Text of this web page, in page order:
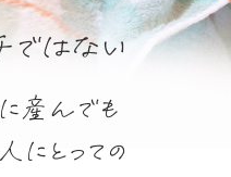
ではない
に産んでも
にとっての